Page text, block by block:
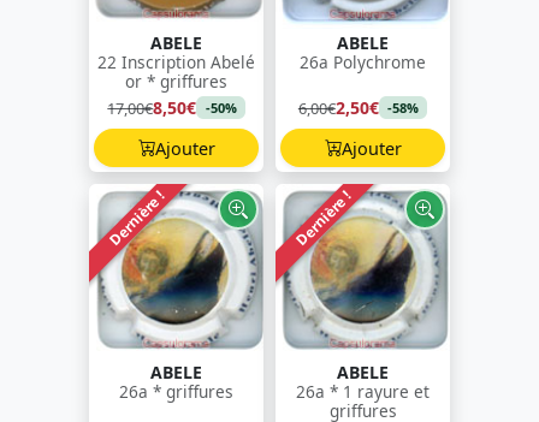
ABELE
22 Inscription Abelé
or * griffures
17,00€8,50€ -50%
Ajouter
ABELE
26a Polychrome
6,00€2,50€ -58%
Ajouter
Dernière !
ABELE
26a * griffures
Dernière !
ABELE
26a * 1 rayure et
griffures